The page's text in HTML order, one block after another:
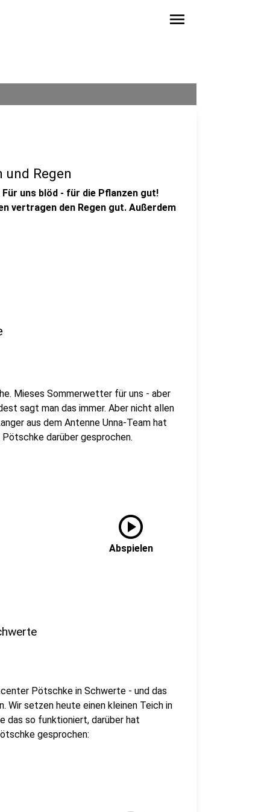
menu
und Regen
uns blöd - für die Pflanzen gut!
vertragen den Regen gut. Außerdem
Mieses Sommerwetter für uns - aber
sagt man das immer. Aber nicht allen
aus dem Antenne Unna-Team hat
darüber gesprochen.
play_circle
Abspielen
Pötschke in Schwerte - und das
Wir setzen heute einen kleinen Teich in
das so funktioniert, darüber hat
gesprochen: